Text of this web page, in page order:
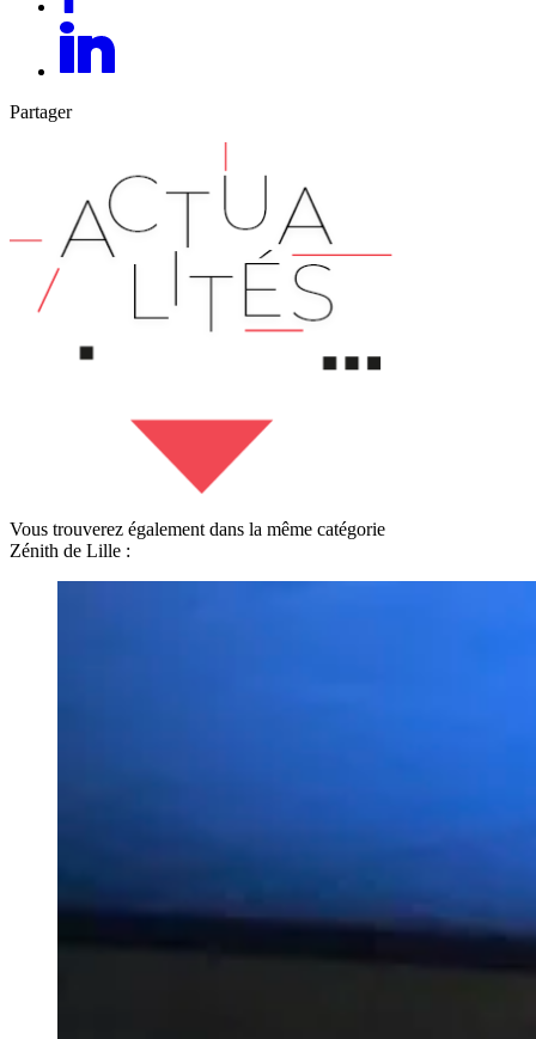
Partager
Vous trouverez également dans la même catégorie
Zénith de Lille :